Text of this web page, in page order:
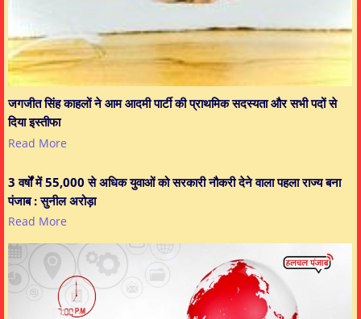
जगजीत सिंह काहलों ने आम आदमी पार्टी की प्राथमिक सदस्यता और सभी पदों से
दिया इस्तीफा
Read More
3 वर्षों में 55,000 से अधिक युवाओं को सरकारी नौकरी देने वाला पहला राज्य बना
पंजाब : सुनील अरोड़ा
Read More